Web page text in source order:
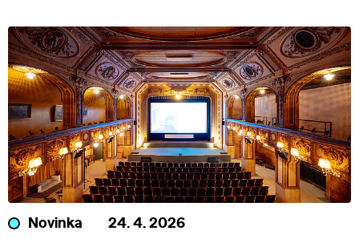
Novinka 24. 4. 2026